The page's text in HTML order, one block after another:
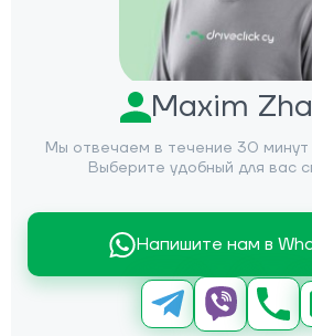
Maxim
Мы отвечаем в течение 30
Выберите удобный для вас
Напишите нам в